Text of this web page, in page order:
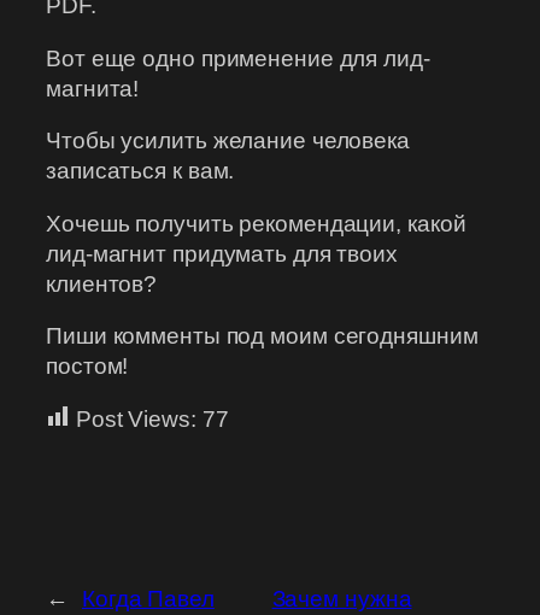
PDF.
Вот еще одно применение для лид-
магнита!
Чтобы усилить желание человека
записаться к вам.
Хочешь получить рекомендации, какой
лид-магнит придумать для твоих
клиентов?
Пиши комменты под моим сегодняшним
постом!
Post Views: 77
←
Когда Павел
Зачем нужна